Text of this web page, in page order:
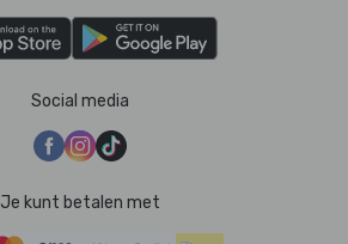
Social media
Je kunt betalen met